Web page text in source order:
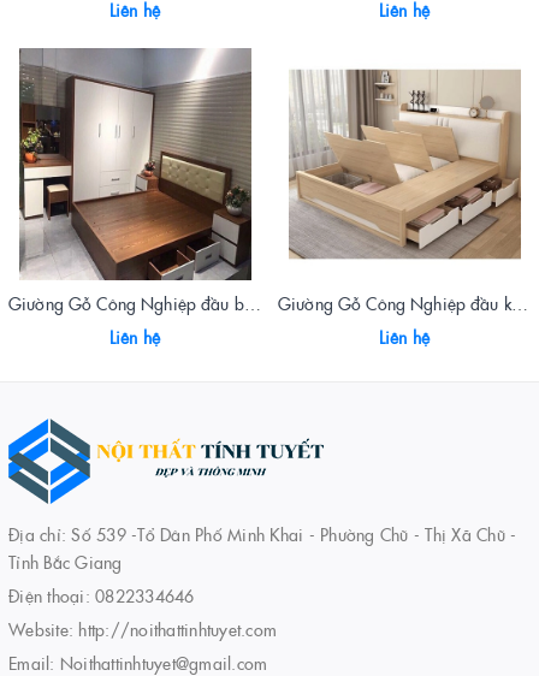
Liên hệ
Liên hệ
Giường Gỗ Công Nghiệp đầu bọc đệm 2321
Liên hệ
Giường Gỗ Công Nghiệp đầu kệ bọc đệm 2339
Liên hệ
Địa chỉ: Số 539 -Tổ Dân Phố Minh Khai - Phường Chũ - Thị Xã Chũ -
Tỉnh Bắc Giang
Điện thoại: 0822334646
Website: http://noithattinhtuyet.com
Email: Noithattinhtuyet@gmail.com